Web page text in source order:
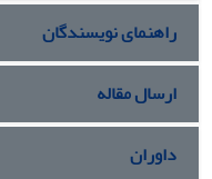
راهنمای نویسندگان
ارسال مقاله
داوران